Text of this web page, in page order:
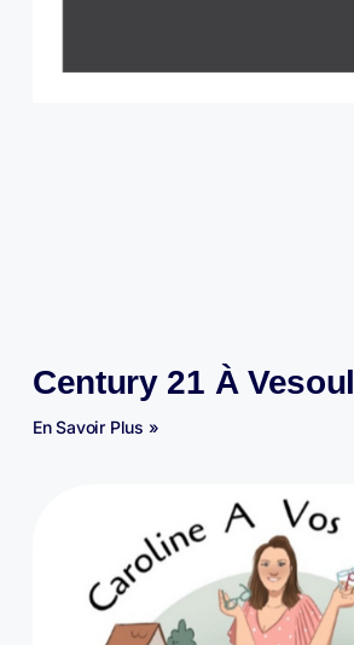
Century 21 À Vesoul
En Savoir Plus »